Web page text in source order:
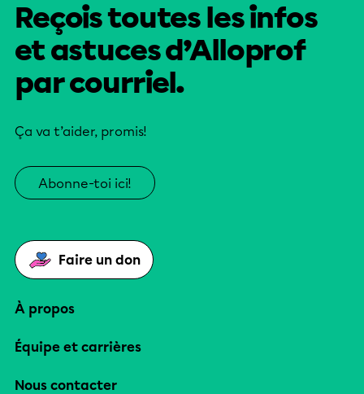
Reçois toutes les infos
et astuces d’Alloprof
par courriel.
Ça va t’aider, promis!
Abonne-toi ici!
Faire un don
À propos
Équipe et carrières
Nous contacter